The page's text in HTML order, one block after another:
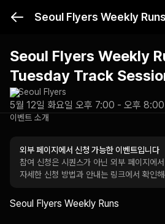
Seoul Flyers Weekly
Tuesday Track
Seoul Flyers
5월 12일 화요일 오후 7:00 - 오후 8:00
이벤트 소개
외부 페이지에서 신청 가능한 이벤트입니다
참여 신청은 시퀀스가 아닌 외부 페이지에
자세한 신청 방법과 안내는 링크에서 확인
Seoul Flyers Weekly Runs